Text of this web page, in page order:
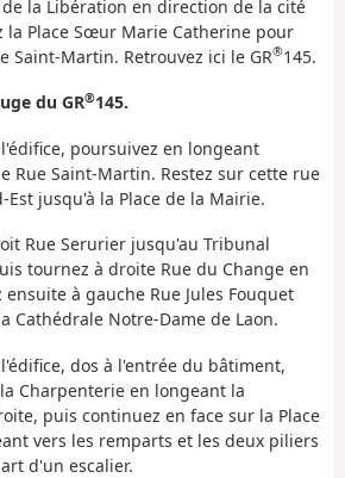
de la Libération en direction de la cité
la Place Sœur Marie Catherine pour
Saint-Martin. Retrouvez ici le GR®145.
du GR®145.
poursuivez en longeant
Rue Saint-Martin. Restez sur cette rue
jusqu'à la Place de la Mairie.
Rue Serurier jusqu'au Tribunal
tournez à droite Rue du Change en
à gauche Rue Jules Fouquet
Cathédrale Notre-Dame de Laon.
dos à l'entrée du bâtiment,
Charpenterie en longeant la
puis continuez en face sur la Place
vers les remparts et les deux piliers
d'un escalier.